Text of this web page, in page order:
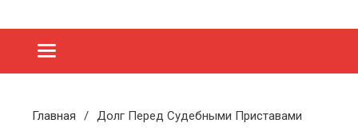
Главная Долг Перед Судебными Приставами